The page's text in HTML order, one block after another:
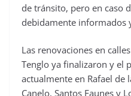
de tránsito, pero en caso
debidamente informados
Las renovaciones en
Tenglo ya finalizaron y el
actualmente en Rafael de
Canelo, Santos Faunes y